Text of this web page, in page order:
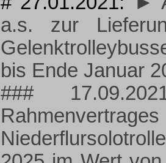
a.s. zur
bis Ende Januar
###